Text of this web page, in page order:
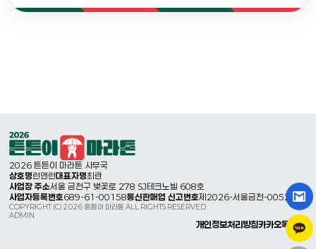
2026 튼튼이 마라톤 사무국
상호명런앤런대표자명최란
사업장 주소서울 금천구 벚꽃로 278 SJ테크노빌 608호
사업자등록번호689-61-00158통신판매업 신고번호제2026-서울금천-0052호
COPYRIGHT (C) 2026 튼튼이 마라톤 ALL RIGHTS RESERVED.
ADMIN
개인정보처리방침카카오톡 상담